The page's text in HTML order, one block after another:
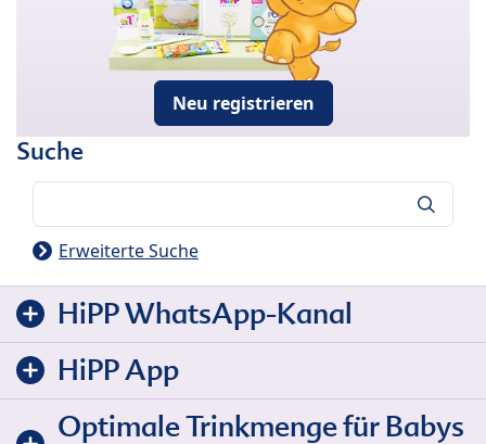
Neu registrieren
Suche
Erweiterte Suche
HiPP WhatsApp-Kanal
HiPP App
Optimale Trinkmenge für Babys